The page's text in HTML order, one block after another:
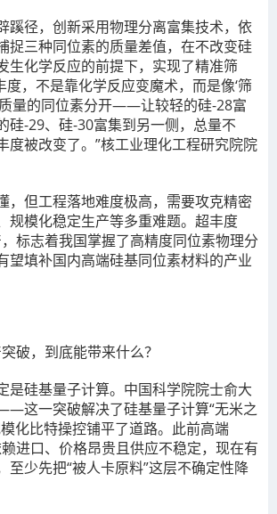
蹊径，创新采用物理分离富集技术，依
捉三种同位素的质量差值，在不改变硅
生化学反应的前提下，实现了精准筛
度，不是靠化学反应变魔术，而是像‘筛
质量的同位素分开——让较轻的硅-28富
硅-29、硅-30富集到另一侧，总量不
度被改变了。”核工业理化工程研究院院
，但工程落地难度极高，需要攻克精密
规模化稳定生产等多重难题。超丰度
标志着我国掌握了高精度同位素物理分
望填补国内高端硅基同位素材料的产业
破，到底能带来什么？
是硅基量子计算。中国科学院院士俞大
这一突破解决了硅基量子计算“无米之
化比特操控铺平了道路。此前高端
进口、价格昂贵且供应不稳定，现在有
至少先把“被人卡原料”这层不确定性降